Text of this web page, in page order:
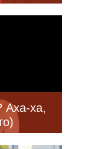
Аха-ха,